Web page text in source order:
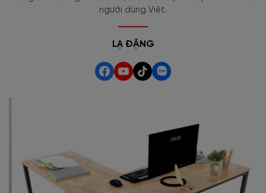
người dùng Việt.
LẠ ĐẶNG